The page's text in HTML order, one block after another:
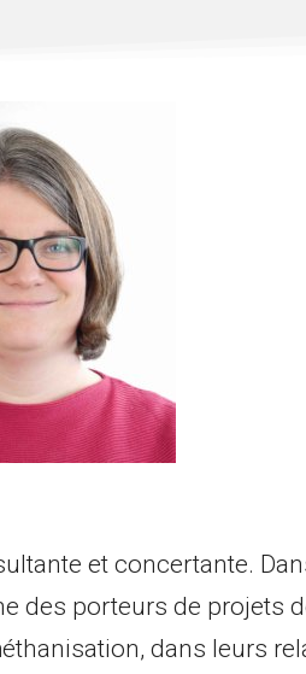
et concertante.
des porteurs de projets
dans leurs